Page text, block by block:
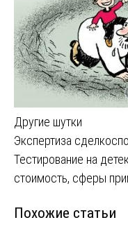
Другие шутки
Навигация
по
Экспертиза
Тестирование на
стоимость, сферы
Похожие статьи